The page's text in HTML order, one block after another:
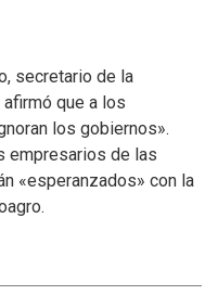
secretario de la
que a los
los gobiernos».
empresarios de las
«esperanzados» con la